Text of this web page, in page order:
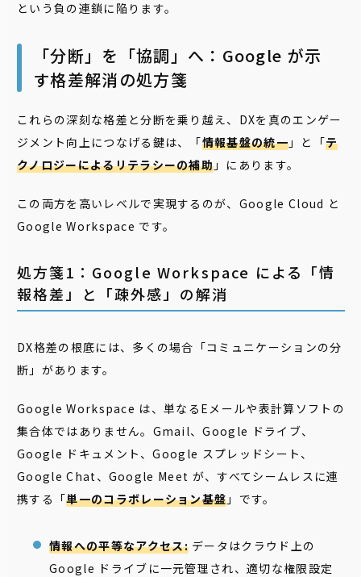
という負の連鎖に陥ります。
「分断」を「協調」へ：Google が示
す格差解消の処方箋
これらの深刻な格差と分断を乗り越え、DXを真のエンゲー
ジメント向上につなげる鍵は、「情報基盤の統一 」と「テ
クノロジーによるリテラシーの補助 」にあります。
この両方を高いレベルで実現するのが、Google Cloud と
Google Workspace です。
処方箋1：Google Workspace による「情
報格差」と「疎外感」の解消
DX格差の根底には、多くの場合「コミュニケーションの分
断」があります。
Google Workspace は、単なるEメールや表計算ソフトの
集合体ではありません。Gmail、Google ドライブ、
Google ドキュメント、Google スプレッドシート、
Google Chat、Google Meet が、すべてシームレスに連
携する「単一のコラボレーション基盤 」です。
情報への平等なアクセス:データはクラウド上の
Google ドライブに一元管理され、適切な権限設定